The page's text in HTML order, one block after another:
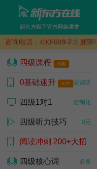
咨询电话：400-699-7... 展开
新东方在线 >四级
四级课程 经典
0基础速升 HOT 去试听
四级1对1 定制化
四级听力技巧 0元
阅读冲刺 200+大招
0元
四级核心词 必备